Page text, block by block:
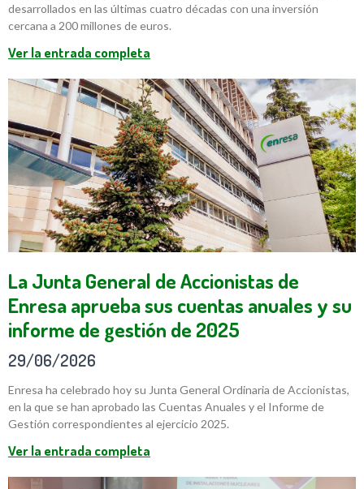
desarrollados en las últimas cuatro décadas con una inversión
cercana a 200 millones de euros.
Ver la entrada completa
La Junta General de Accionistas de
Enresa aprueba sus cuentas anuales y su
informe de gestión de 2025
29/06/2026
Enresa ha celebrado hoy su Junta General Ordinaria de Accionistas,
en la que se han aprobado las Cuentas Anuales y el Informe de
Gestión correspondientes al ejercicio 2025.
Ver la entrada completa